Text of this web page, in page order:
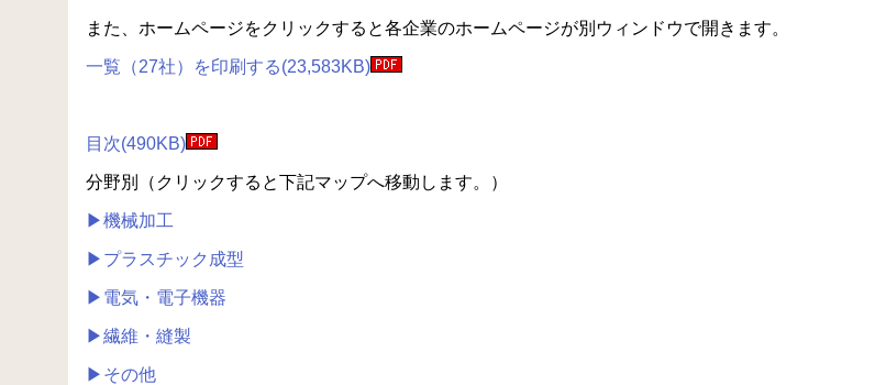
また、ホームページをクリックすると各企業のホームページが別ウィンドウで開きます。
一覧（27社）を印刷する(23,583KB)
目次(490KB)
分野別（クリックすると下記マップへ移動します。）
▶機械加工
▶プラスチック成型
▶電気・電子機器
▶繊維・縫製
▶その他